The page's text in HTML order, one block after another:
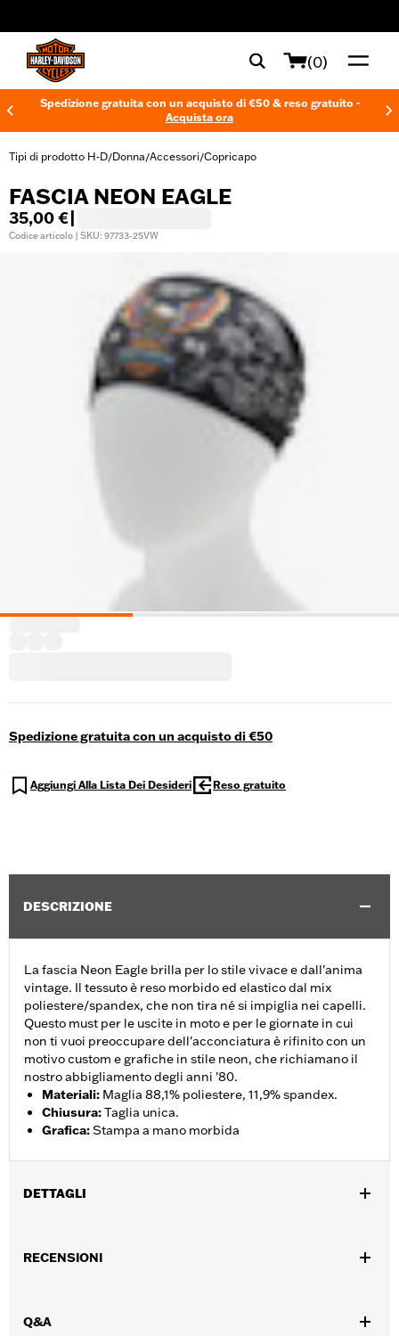
(0)
Spedizione gratuita con un acquisto di €50 & reso gratuito -
Acquista ora
Tipi di prodotto H-D/Donna/Accessori/Copricapo
FASCIA NEON EAGLE
35,00 €
Codice articolo | SKU: 97733-25VW
Spedizione gratuita con un acquisto di €50
Aggiungi Alla Lista Dei Desideri Reso gratuito
DESCRIZIONE
La fascia Neon Eagle brilla per lo stile vivace e dall'anima
vintage. Il tessuto è reso morbido ed elastico dal mix
poliestere/spandex, che non tira né si impiglia nei capelli.
Questo must per le uscite in moto e per le giornate in cui
non ti vuoi preoccupare dell'acconciatura è rifinito con un
motivo custom e grafiche in stile neon, che richiamano il
nostro abbigliamento degli anni '80.
Materiali: Maglia 88,1% poliestere, 11,9% spandex.
Chiusura:Taglia unica.
Grafica:Stampa a mano morbida
DETTAGLI
GARANZIA:Garanzia limitata di 2 anni – Visitare la pagina
RECENSIONI
Q&A